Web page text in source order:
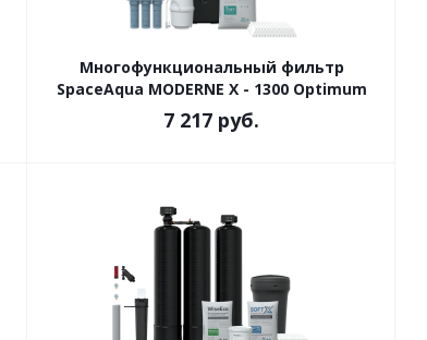
Многофункциональный фильтр
SpaceAqua MODERNE X - 1300 Optimum
7 217 руб.